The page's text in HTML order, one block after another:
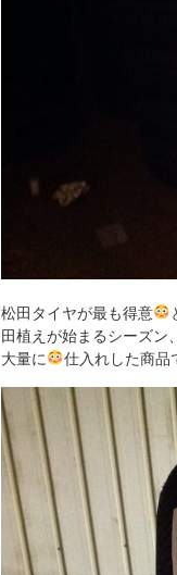
松田タイヤが最も得意
田植えが始まるシーズ
大量に
仕入れした商品